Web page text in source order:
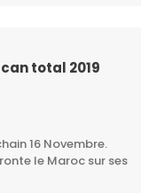
total 2019
16 Novembre.
le Maroc sur ses